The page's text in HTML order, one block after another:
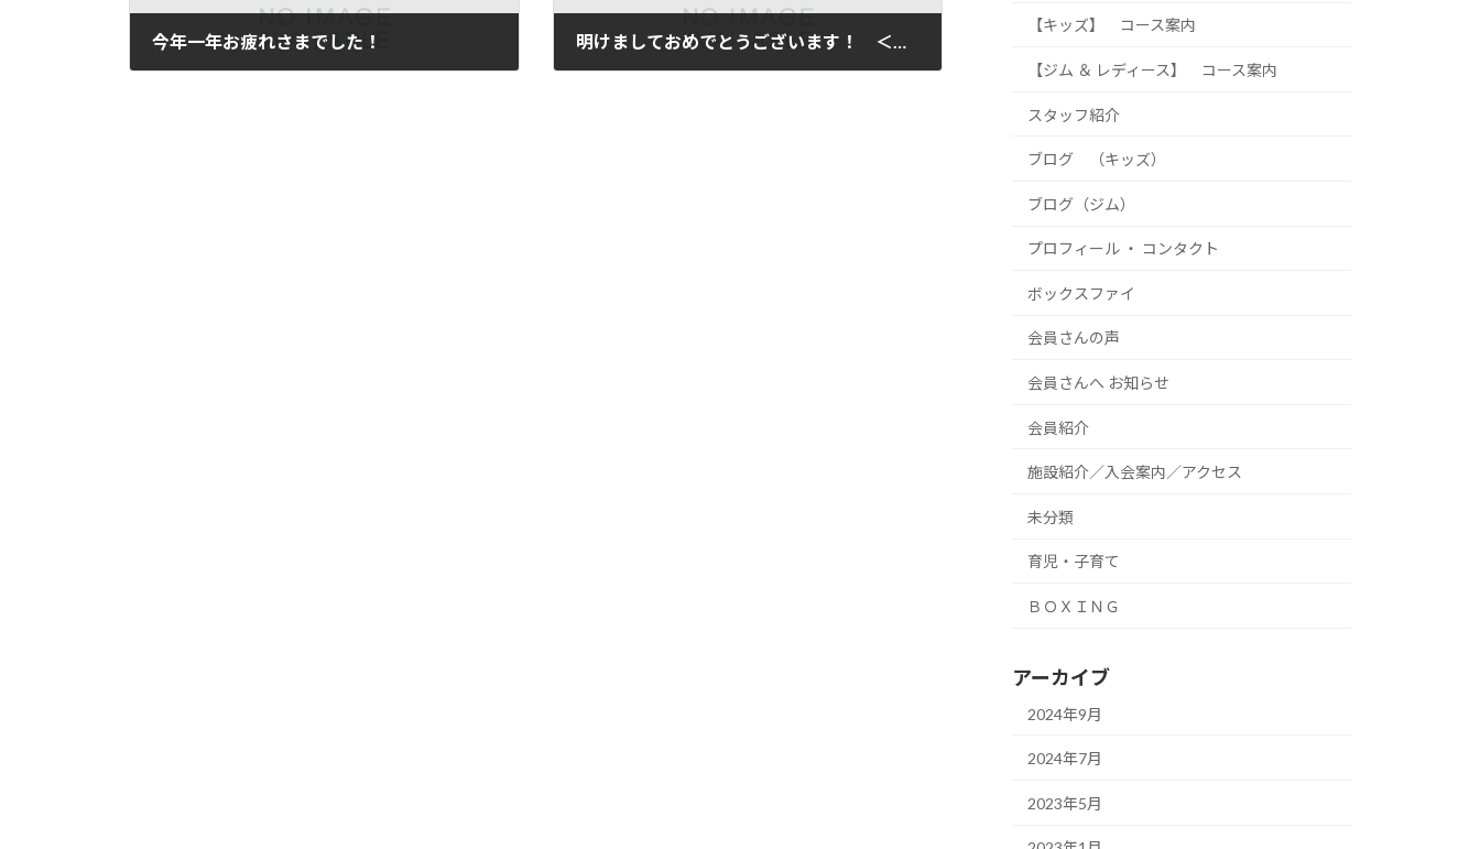
今年一年お疲れさまでした！
【キッズ】 コース案内
【ジム ＆ レディース】 コース案内
スタッフ紹介
ブログ （キッズ）
ブログ（ジム）
プロフィール ・ コンタクト
ボックスファイ
会員さんの声
会員さんへ お知らせ
会員紹介
施設紹介／入会案内／アクセス
未分類
育児・子育て
ＢＯＸＩＮＧ
アーカイブ
2024年9月
2024年7月
2023年5月